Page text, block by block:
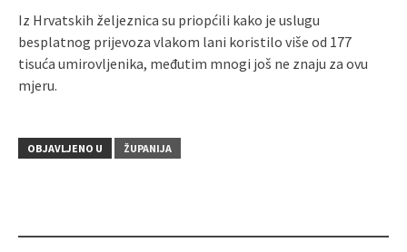
Iz Hrvatskih željeznica su priopćili kako je uslugu
besplatnog prijevoza vlakom lani koristilo više od 177
tisuća umirovljenika, međutim mnogi još ne znaju za ovu
mjeru.
OBJAVLJENO U ŽUPANIJA